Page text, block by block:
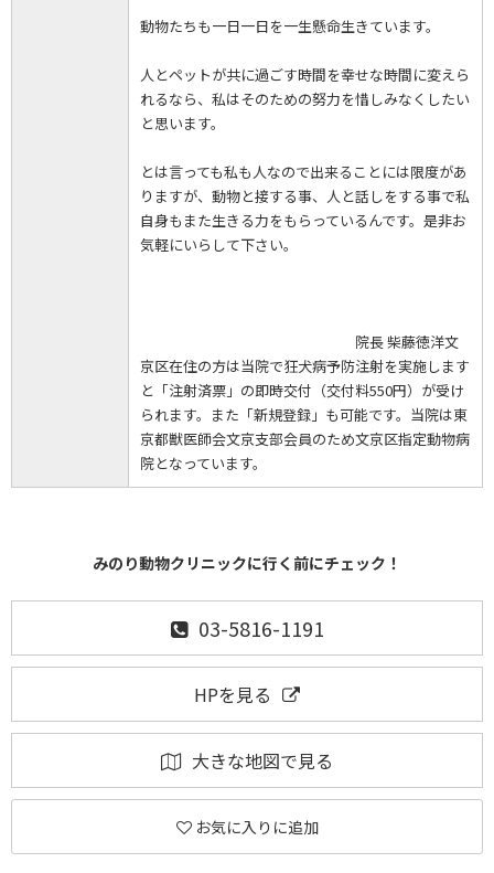
動物たちも一日一日を一生懸命生きています。
人とペットが共に過ごす時間を幸せな時間に変えら
れるなら、私はそのための努力を惜しみなくしたい
と思います。
とは言っても私も人なので出来ることには限度があ
りますが、動物と接する事、人と話しをする事で私
自身もまた生きる力をもらっているんです。是非お
気軽にいらして下さい。
院長 柴藤徳洋文
京区在住の方は当院で狂犬病予防注射を実施します
と「注射済票」の即時交付（交付料550円）が受け
られます。また「新規登録」も可能です。当院は東
京都獣医師会文京支部会員のため文京区指定動物病
院となっています。
みのり動物クリニックに行く前にチェック！
03-5816-1191
HPを見る
大きな地図で見る
お気に入りに追加